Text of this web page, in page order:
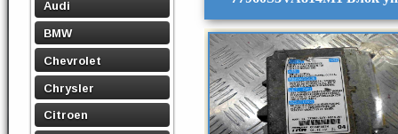
Audi
BMW
Chevrolet
Chrysler
Citroen